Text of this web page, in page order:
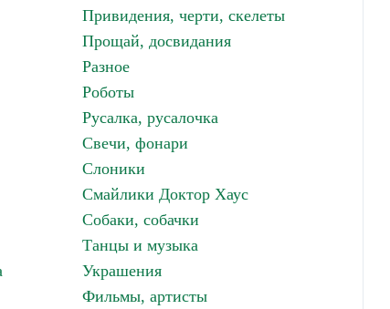
Привидения, черти, скелеты
Прощай, досвидания
Разное
Роботы
Русалка, русалочка
Свечи, фонари
Слоники
Смайлики Доктор Хаус
Собаки, собачки
Танцы и музыка
Украшения
Фильмы, артисты